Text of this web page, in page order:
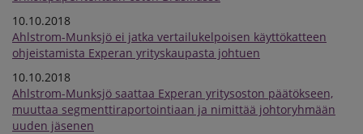
10.10.2018
Ahlstrom-Munksjö ei jatka vertailukelpoisen käyttökatteen
ohjeistamista Experan yrityskaupasta johtuen
10.10.2018
Ahlstrom-Munksjö saattaa Experan yritysoston päätökseen,
muuttaa segmenttiraportointiaan ja nimittää johtoryhmään
uuden jäsenen